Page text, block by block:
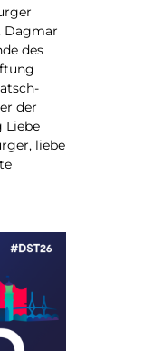
Dagmar
des
der
Liebe
liebe